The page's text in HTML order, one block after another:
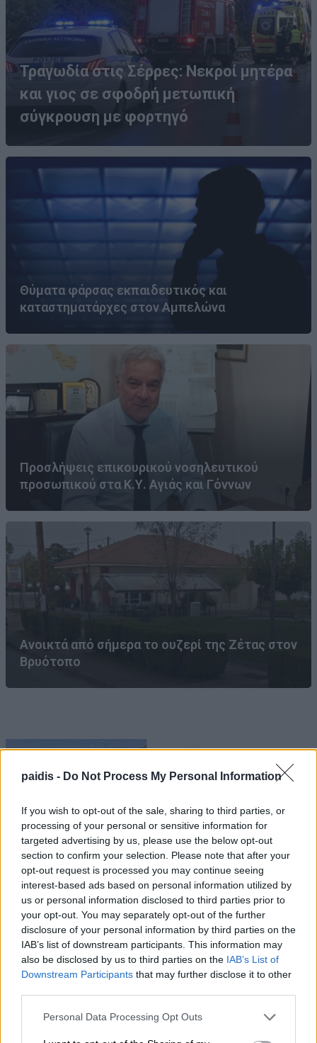
paidis - Do Not Process My Personal Information
If you wish to opt-out of the sale, sharing to third parties, or
processing of your personal or sensitive information for
targeted advertising by us, please use the below opt-out
section to confirm your selection. Please note that after your
opt-out request is processed you may continue seeing
interest-based ads based on personal information utilized by
us or personal information disclosed to third parties prior to
your opt-out. You may separately opt-out of the further
disclosure of your personal information by third parties on the
IAB’s list of downstream participants. This information may
also be disclosed by us to third parties on the IAB’s List of
Downstream Participants that may further disclose it to other
Personal Data Processing Opt Outs
Τραγωδία στις Σέρρες: Νεκροί μητέρα
και γιος σε σφοδρή μετωπική
σύγκρουση με φορτηγό
Θύματα φάρσας εκπαιδευτικός και
καταστηματάρχες στον Αμπελώνα
Προσλήψεις επικουρικού νοσηλευτικού
προσωπικού στα Κ.Υ. Αγιάς και Γόννων
Ανοικτά από σήμερα το ουζερί της Ζέτας στον
Βρυότοπο